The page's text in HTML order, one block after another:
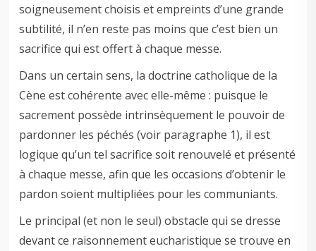
soigneusement choisis et empreints d’une grande
subtilité, il n’en reste pas moins que c’est bien un
sacrifice qui est offert à chaque messe.
Dans un certain sens, la doctrine catholique de la
Cène est cohérente avec elle-même : puisque le
sacrement possède intrinsèquement le pouvoir de
pardonner les péchés (voir paragraphe 1), il est
logique qu’un tel sacrifice soit renouvelé et présenté
à chaque messe, afin que les occasions d’obtenir le
pardon soient multipliées pour les communiants.
Le principal (et non le seul) obstacle qui se dresse
devant ce raisonnement eucharistique se trouve en